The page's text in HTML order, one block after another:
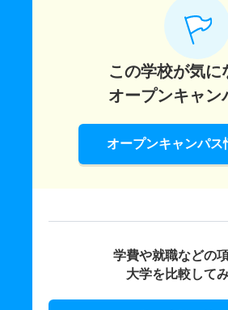
この学校が気に
オープンキャン
オープンキャンパス
学費や就職などの
大学を比較して